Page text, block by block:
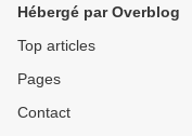
Hébergé par Overblog
Top articles
Pages
Contact